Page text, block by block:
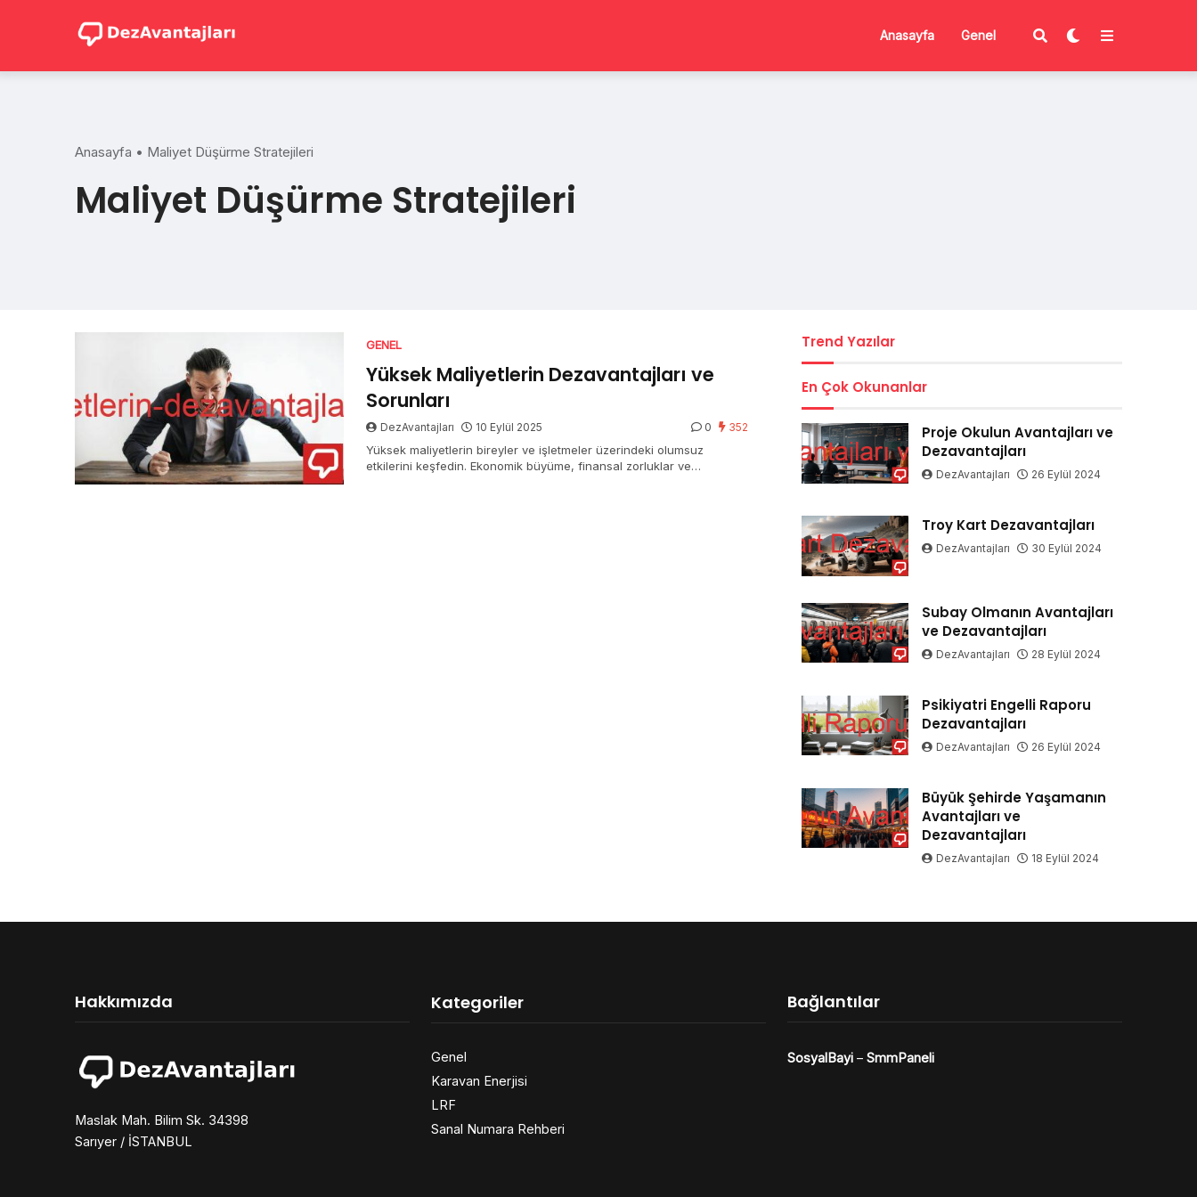
Anasayfa Genel
Anasayfa • Maliyet Düşürme Stratejileri
Maliyet Düşürme Stratejileri
GENEL
Yüksek Maliyetlerin Dezavantajları ve
Sorunları
DezAvantajları 10 Eylül 2025 0 352
Yüksek maliyetlerin bireyler ve işletmeler üzerindeki olumsuz
etkilerini keşfedin. Ekonomik büyüme, finansal zorluklar ve
Trend Yazılar
En Çok Okunanlar
Proje Okulun Avantajları ve
Dezavantajları
DezAvantajları 26 Eylül 2024
Troy Kart Dezavantajları
DezAvantajları 30 Eylül 2024
Subay Olmanın Avantajları
ve Dezavantajları
DezAvantajları 28 Eylül 2024
Psikiyatri Engelli Raporu
Dezavantajları
DezAvantajları 26 Eylül 2024
Büyük Şehirde Yaşamanın
Avantajları ve
Dezavantajları
DezAvantajları 18 Eylül 2024
Hakkımızda
Maslak Mah. Bilim Sk. 34398
Sarıyer / İSTANBUL
Kategoriler
Genel
Karavan Enerjisi
LRF
Sanal Numara Rehberi
Bağlantılar
SosyalBayi– SmmPaneli